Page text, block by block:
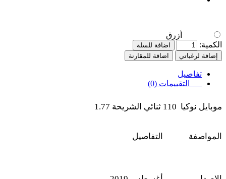
أزرق
الكمية:
اضافة للسلة
إضافة لرغباتي
اضافة للمقارنة
تفاصيل
التقييمات (0)
موبايل نوكيا 110 ثنائي الشريحة 1.77
المواصفة التفاصيل